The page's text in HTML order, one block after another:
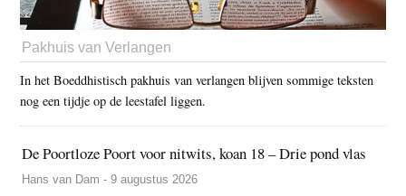
Pakhuis van Verlangen
In het Boeddhistisch pakhuis van verlangen blijven sommige teksten
nog een tijdje op de leestafel liggen.
De Poortloze Poort voor nitwits, koan 18 – Drie pond vlas
Hans van Dam - 9 augustus 2026